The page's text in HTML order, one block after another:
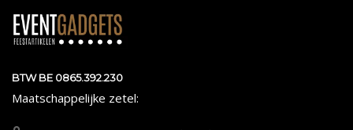
BTW BE 0865.392.230
Maatschappelijke zetel: